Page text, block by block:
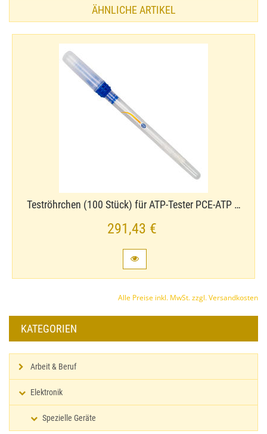
ÄHNLICHE ARTIKEL
Teströhrchen (100 Stück) für ATP-​Tester PCE-​ATP …
291,43 €
Alle Preise inkl. MwSt. zzgl. Versandkosten
KATEGORIEN
Arbeit & Beruf
Elektronik
Spezielle Geräte